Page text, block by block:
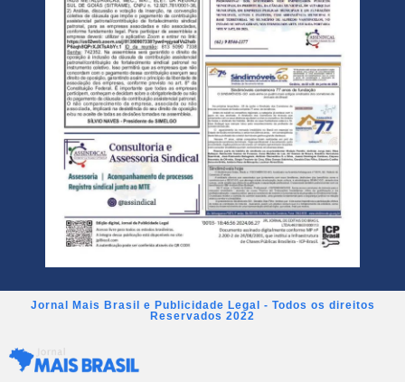
Jornal Mais Brasil e Publicidade Legal - Todos os direitos
Reservados 2022